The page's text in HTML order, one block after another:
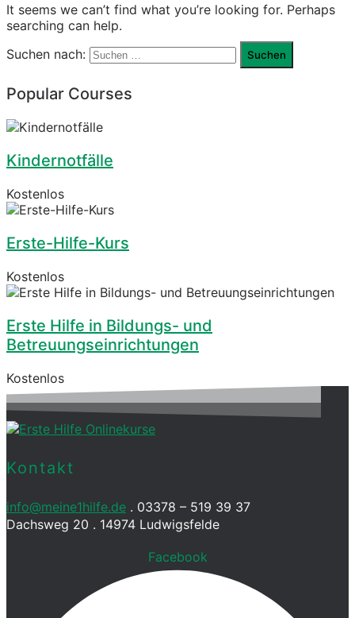
It seems we can’t find what you’re looking for. Perhaps
searching can help.
Suchen nach:
Popular Courses
Kindernotfälle
Kostenlos
Erste-Hilfe-Kurs
Kostenlos
Erste Hilfe in Bildungs- und
Betreuungseinrichtungen
Kostenlos
Kontakt
info@meine1hilfe.de . 03378 – 519 39 37
Dachsweg 20 . 14974 Ludwigsfelde
Facebook